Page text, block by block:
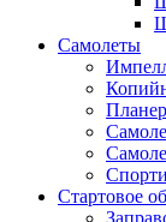
Самолеты
Стартовое